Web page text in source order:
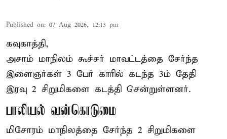
Published on: 07 Aug 2026, 12:13 pm
கவுகாத்தி,
அசாம் மாநிலம் கூச்சர் மாவட்டத்தை சேர்ந்த
இளைஞர்கள் 3 பேர் காரில் கடந்த 3ம் தேதி
இரவு 2 சிறுமிகளை கடத்தி சென்றுள்ளனர்.
பாலியல் வன்கொடுமை
மிசோரம் மாநிலத்தை சேர்ந்த 2 சிறுமிகளை